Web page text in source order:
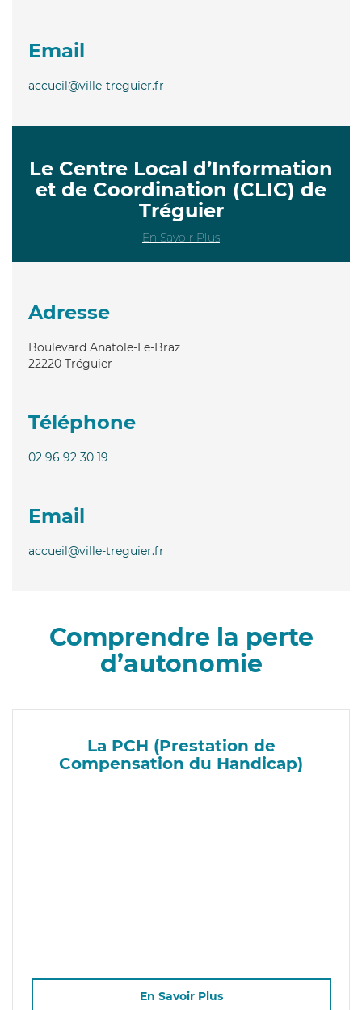
Email
accueil@ville-treguier.fr
Le Centre Local d’Information
et de Coordination (CLIC) de
Tréguier
En Savoir Plus
Adresse
Boulevard Anatole-Le-Braz
22220 Tréguier
Téléphone
02 96 92 30 19
Email
accueil@ville-treguier.fr
Comprendre la perte
d’autonomie
La PCH (Prestation de
Compensation du Handicap)
En Savoir Plus